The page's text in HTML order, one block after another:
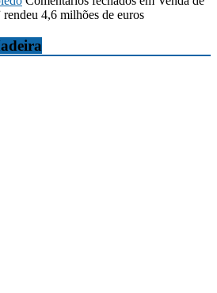
4,6 milhões de euros